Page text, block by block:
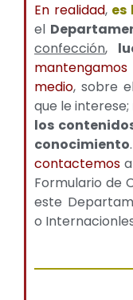
En realidad, es
el
confección,
medio, sobre
que le interese;
los
conocimiento.
contactemos
Formulario de
este
o